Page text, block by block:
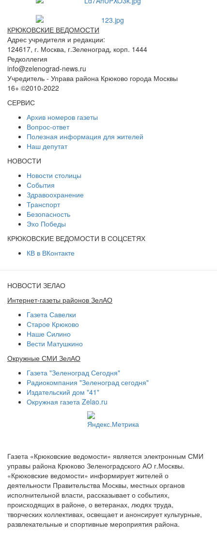
КРЮКОВСКИЕ ВЕДОМОСТИ
Адрес учредителя и редакции:
124617, г. Москва, г.Зеленоград, корп. 1444
Редколлегия
info@zelenograd-news.ru
Учредитель - Управа района Крюково города Москвы
16+ ©2010-2022
СЕРВИС
Архив номеров газеты
Вопрос-ответ
Полезная информация для жителей
Наш депутат
НОВОСТИ
Новости столицы
События
Здравоохранение
Транспорт
Безопасность
Эхо Победы
КРЮКОВСКИЕ ВЕДОМОСТИ В СОЦСЕТЯХ
КВ в ВКонтакте
НОВОСТИ ЗЕЛАО
Интернет-газеты районов ЗелАО
Газета Савелки
Старое Крюково
Наше Силино
Вести Матушкино
Окружные СМИ ЗелАО
Газета "Зеленоград Сегодня"
Радиокомпания "Зеленоград сегодня"
Издательский дом "41"
Окружная газета Zelao.ru
Газета «Крюковские ведомости» является электронным СМИ
управы района Крюково Зеленоградского АО г.Москвы.
«Крюковские ведомости» информирует жителей о
деятельности Правительства Москвы, местных органов
исполнительной власти, рассказывает о событиях,
происходящих в районе, о ветеранах, людях труда,
творческих коллективах, освещает и анонсирует культурные,
развлекательные и спортивные мероприятия района.